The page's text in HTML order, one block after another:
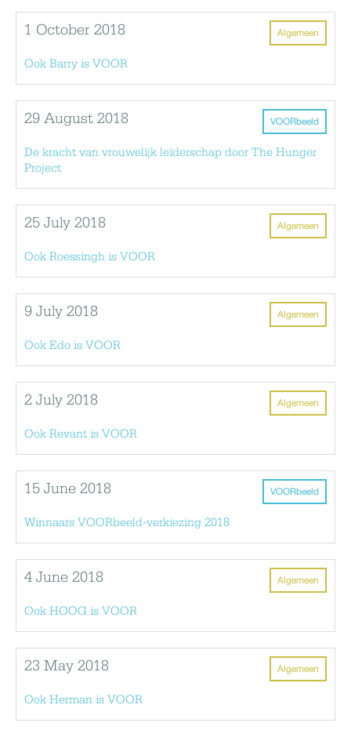
Algemeen
1 October 2018
Ook Barry is VOOR
VOORbeeld
29 August 2018
De kracht van vrouwelijk leiderschap door The Hunger
Project
Algemeen
25 July 2018
Ook Roessingh is VOOR
Algemeen
9 July 2018
Ook Edo is VOOR
Algemeen
2 July 2018
Ook Revant is VOOR
VOORbeeld
15 June 2018
Winnaars VOORbeeld-verkiezing 2018
Algemeen
4 June 2018
Ook HOOG is VOOR
Algemeen
23 May 2018
Ook Herman is VOOR